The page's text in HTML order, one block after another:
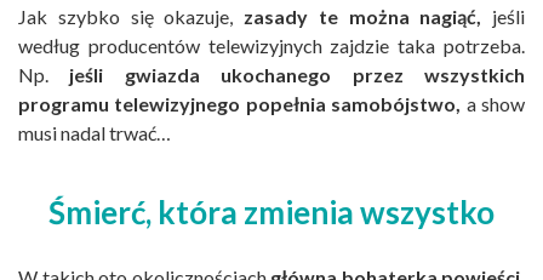
Jak szybko się okazuje, zasady te można nagiąć,
jeśli
według producentów telewizyjnych zajdzie taka potrzeba.
Np.
jeśli gwiazda ukochanego przez wszystkich
programu telewizyjnego popełnia samobójstwo, a show
musi nadal trwać…
Śmierć, która zmienia wszystko